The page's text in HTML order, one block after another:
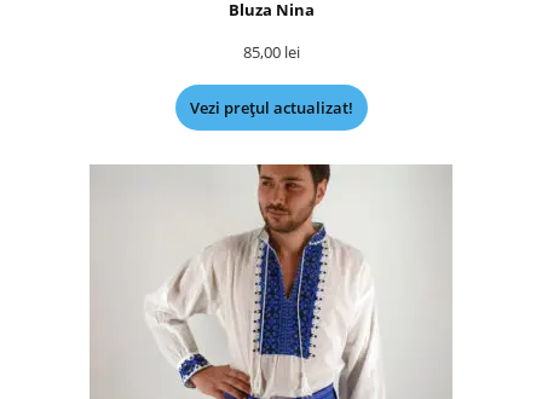
Bluza Nina
85,00 lei
Vezi prețul actualizat!